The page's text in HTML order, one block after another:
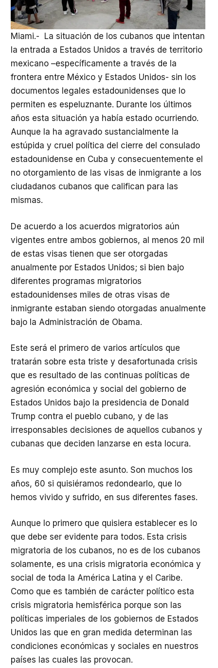
Miami.- La situación de los cubanos que intentan
la entrada a Estados Unidos a través de territorio
mexicano –específicamente a través de la
frontera entre México y Estados Unidos- sin los
documentos legales estadounidenses que lo
permiten es espeluznante. Durante los últimos
años esta situación ya había estado ocurriendo.
Aunque la ha agravado sustancialmente la
estúpida y cruel política del cierre del consulado
estadounidense en Cuba y consecuentemente el
no otorgamiento de las visas de inmigrante a los
ciudadanos cubanos que califican para las
mismas.
De acuerdo a los acuerdos migratorios aún
vigentes entre ambos gobiernos, al menos 20 mil
de estas visas tienen que ser otorgadas
anualmente por Estados Unidos; si bien bajo
diferentes programas migratorios
estadounidenses miles de otras visas de
inmigrante estaban siendo otorgadas anualmente
bajo la Administración de Obama.
Este será el primero de varios artículos que
tratarán sobre esta triste y desafortunada crisis
que es resultado de las continuas políticas de
agresión económica y social del gobierno de
Estados Unidos bajo la presidencia de Donald
Trump contra el pueblo cubano, y de las
irresponsables decisiones de aquellos cubanos y
cubanas que deciden lanzarse en esta locura.
Es muy complejo este asunto. Son muchos los
años, 60 si quisiéramos redondearlo, que lo
hemos vivido y sufrido, en sus diferentes fases.
Aunque lo primero que quisiera establecer es lo
que debe ser evidente para todos. Esta crisis
migratoria de los cubanos, no es de los cubanos
solamente, es una crisis migratoria económica y
social de toda la América Latina y el Caribe.
Como que es también de carácter político esta
crisis migratoria hemisférica porque son las
políticas imperiales de los gobiernos de Estados
Unidos las que en gran medida determinan las
condiciones económicas y sociales en nuestros
países las cuales las provocan.